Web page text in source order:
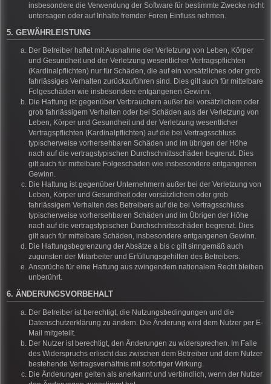
insbesondere die Verwendung der Software für bestimmte Zwecke nicht
untersagen oder auf Inhalte fremder Foren Einfluss nehmen.
5. GEWÄHRLEISTUNG
Der Betreiber haftet mit Ausnahme der Verletzung von Leben, Körper
und Gesundheit und der Verletzung wesentlicher Vertragspflichten
(Kardinalpflichten) nur für Schäden, die auf ein vorsätzliches oder grob
fahrlässiges Verhalten zurückzuführen sind. Dies gilt auch für mittelbare
Folgeschäden wie insbesondere entgangenen Gewinn.
Die Haftung ist gegenüber Verbrauchern außer bei vorsätzlichem oder
grob fahrlässigem Verhalten oder bei Schäden aus der Verletzung von
Leben, Körper und Gesundheit und der Verletzung wesentlicher
Vertragspflichten (Kardinalpflichten) auf die bei Vertragsschluss
typischerweise vorhersehbaren Schäden und im übrigen der Höhe
nach auf die vertragstypischen Durchschnittsschäden begrenzt. Dies
gilt auch für mittelbare Folgeschäden wie insbesondere entgangenen
Gewinn.
Die Haftung ist gegenüber Unternehmern außer bei der Verletzung von
Leben, Körper und Gesundheit oder vorsätzlichem oder grob
fahrlässigem Verhalten des Betreibers auf die bei Vertragsschluss
typischerweise vorhersehbaren Schäden und im Übrigen der Höhe
nach auf die vertragstypischen Durchschnittsschäden begrenzt. Dies
gilt auch für mittelbare Schäden, insbesondere entgangenen Gewinn.
Die Haftungsbegrenzung der Absätze a bis c gilt sinngemäß auch
zugunsten der Mitarbeiter und Erfüllungsgehilfen des Betreibers.
Ansprüche für eine Haftung aus zwingendem nationalem Recht bleiben
unberührt.
6. ÄNDERUNGSVORBEHALT
Der Betreiber ist berechtigt, die Nutzungsbedingungen und die
Datenschutzerklärung zu ändern. Die Änderung wird dem Nutzer per E-
Mail mitgeteilt.
Der Nutzer ist berechtigt, den Änderungen zu widersprechen. Im Falle
des Widerspruchs erlischt das zwischen dem Betreiber und dem Nutzer
bestehende Vertragsverhältnis mit sofortiger Wirkung.
Die Änderungen gelten als anerkannt und verbindlich, wenn der Nutzer